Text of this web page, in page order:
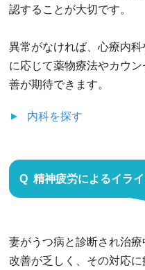
認することが大切です。
異常がなければ、心療内
に応じて薬物療法やカウ
善が期待できます。
内科を探す
精神疲労によるイラ
妻がうつ病と診断され治療
改善が乏しく、その対応に